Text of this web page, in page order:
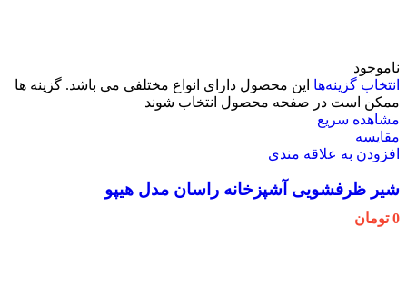
ناموجود
انتخاب گزینه‌ها این محصول دارای انواع مختلفی می باشد. گزینه ها
ممکن است در صفحه محصول انتخاب شوند
مشاهده سریع
مقایسه
افزودن به علاقه مندی
شیر ظرفشویی آشپزخانه راسان مدل هیپو
0 تومان